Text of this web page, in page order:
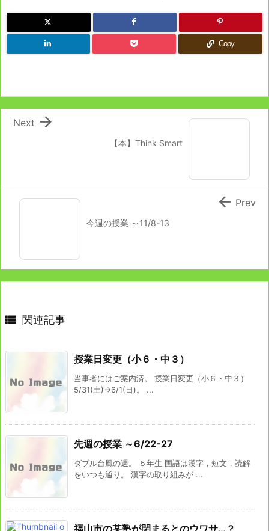
Copy
【本】Think Smart

Next
今週の授業 ～11/8-13
 Prev
 関連記事
授業日変更（小６・中３）
当事者にはご案内済。 授業日変更（小６・中３）
5/31(土)→6/1(日)。 ...
先週の授業 ～6/22-27
ダブル台風の週。 ５年生 国語は漢字，短文，読解
をいつも通り。 漢字の取り組みが ...
福山市の某塾が閉まるとのウワサ…？